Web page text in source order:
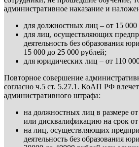
административное наказание и
для должностных лиц – от 15 000
для лиц, осуществляющих
деятельность без образования
15 000 до 25 000 рублей;
для юридических лиц – от 110
Повторное совершение
согласно ч.5 ст. 5.27.1. КоАП РФ
административного штрафа:
на должностных лиц в размере
или дисквалификацию на срок от
на лиц, осуществляющих
деятельность без образования